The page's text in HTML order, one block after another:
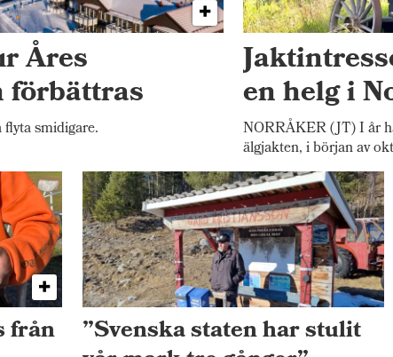
Åres
smidigare.
en helg i
NORRÅKER (JT) I år
älgjakten, i början av
från ”Svenska staten har stulit